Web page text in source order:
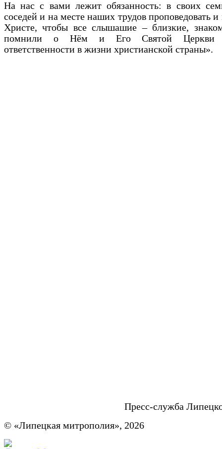
На нас с вами лежит обязанность: в своих
соседей и на месте наших трудов проповедовать и
Христе, чтобы все слышашие – близкие,
помнили о Нём и Его Святой Церкви
ответственности в жизни христианской страны».
Пресс-служба
© «Липецкая митрополия», 2026